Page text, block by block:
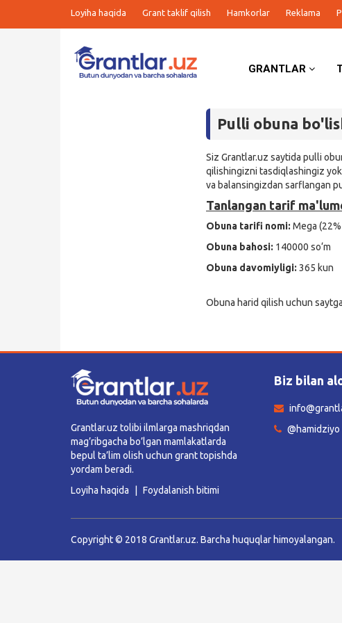
Loyiha haqida Grant taklif qilish Hamkorlar Reklama
GRANTLAR
Pulli obuna
Siz Grantlar.uz saytida pulli
qilishingizni tasdiqlashingiz
va balansingizdan sarflangan
Tanlangan tarif
Obuna tarifi nomi: Mega
Obuna bahosi: 140000 so‘m
Obuna davomiyligi: 365 kun
Obuna harid qilish uchun saytga
Grantlar.uz tolibi ilmlarga mashriqdan
mag’ribgacha bo’lgan mamlakatlarda
bepul ta’lim olish uchun grant topishda
yordam beradi.
Loyiha haqida
Foydalanish bitimi
Biz bilan
@hamidziyo
Copyright © 2018 Grantlar.uz. Barcha huquqlar himoyalangan.